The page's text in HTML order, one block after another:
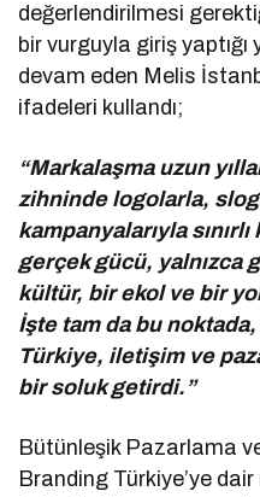
değerlendirilmesi
bir vurguyla giriş yaptığı
devam eden Melis
ifadeleri kullandı;
“Markalaşma uzun
zihninde logolarla,
kampanyalarıyla
gerçek gücü, yalnızca
kültür, bir ekol ve bir
İşte tam da bu
Türkiye, iletişim ve
bir soluk getirdi.”
Bütünleşik Pazarlama
Branding Türkiye’ye